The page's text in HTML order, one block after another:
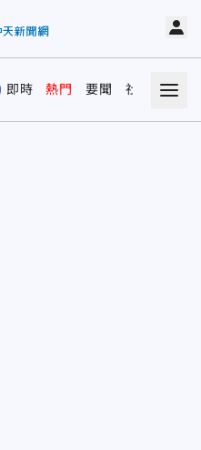
即時 熱門 要聞 社會 娛樂